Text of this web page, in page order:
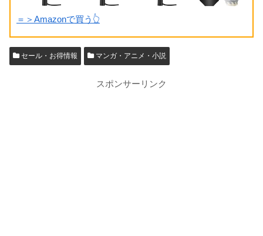
＝＞Amazonで買う👆
セール・お得情報 マンガ・アニメ・小説
スポンサーリンク